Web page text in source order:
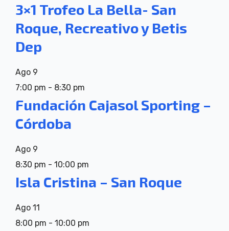
3×1 Trofeo La Bella- San
Roque, Recreativo y Betis
Dep
Ago 9
7:00 pm - 8:30 pm
Fundación Cajasol Sporting –
Córdoba
Ago 9
8:30 pm - 10:00 pm
Isla Cristina – San Roque
Ago 11
8:00 pm - 10:00 pm